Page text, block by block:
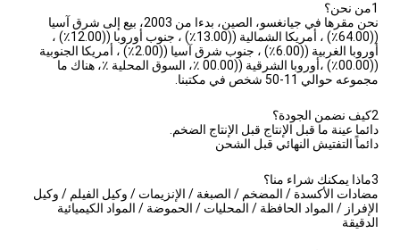
1من نحن؟
نحن مقرها في جيانغسو، الصين، بدءا من 2003، بيع إلى شرق آسيا
((64.00٪) ، أمريكا الشمالية ((13.00٪) ، جنوب أوروبا ((12.00٪) ،
أوروبا الغربية ((6.00٪) ، جنوب شرق آسيا ((2.00٪) ، أمريكا الجنوبية
((00.00٪) ،أوروبا الشرقية ((00.00 ٪، السوق المحلية ٪، هناك ما
مجموعه حوالي 11-50 شخص في مكتبنا.
2كيف نضمن الجودة؟
دائما عينة ما قبل الإنتاج قبل الإنتاج الضخم.
دائماً التفتيش النهائي قبل الشحن
3ماذا يمكنك شراء منا؟
مضادات الأكسدة / المضخم / الصبغة / الإنزيمات / وكيل الفيلم / وكيل
الإفراز / المواد الحافظة / المحليات / الحموضة / المواد الكيميائية
الدقيقة